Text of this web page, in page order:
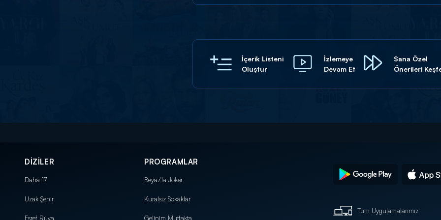
İçerik Listeni
Oluştur
İzlemeye
Devam Et
Sana Özel
Önerileri
DİZİLER
Daha 17
Uzak Şehir
Eşref Rüya
PROGRAMLAR
Beyaz'la Joker
Kuralsız Sokaklar
Gelinim Mutfakta
Tüm Uygulamalarımız